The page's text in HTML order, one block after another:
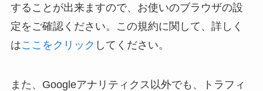
することが出来ますので、お使いのブラウザの設
定をご確認ください。この規約に関して、詳しく
はここをクリック してください。
また、Googleアナリティクス以外でも、トラフィ